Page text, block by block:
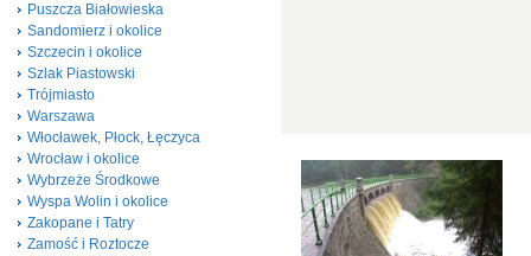
Puszcza Białowieska
Sandomierz i okolice
Szczecin i okolice
Szlak Piastowski
Trójmiasto
Warszawa
Włocławek, Płock, Łęczyca
Wrocław i okolice
Wybrzeże Środkowe
Wyspa Wolin i okolice
Zakopane i Tatry
Zamość i Roztocze